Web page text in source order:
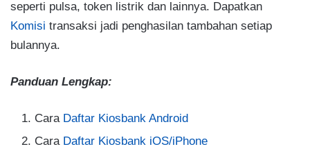
seperti pulsa, token listrik dan lainnya. Dapatkan
Komisi transaksi jadi penghasilan tambahan setiap
bulannya.
Panduan Lengkap:
Cara Daftar Kiosbank Android
Cara Daftar Kiosbank iOS/iPhone